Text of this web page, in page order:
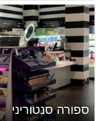
ספורה סנטוריני